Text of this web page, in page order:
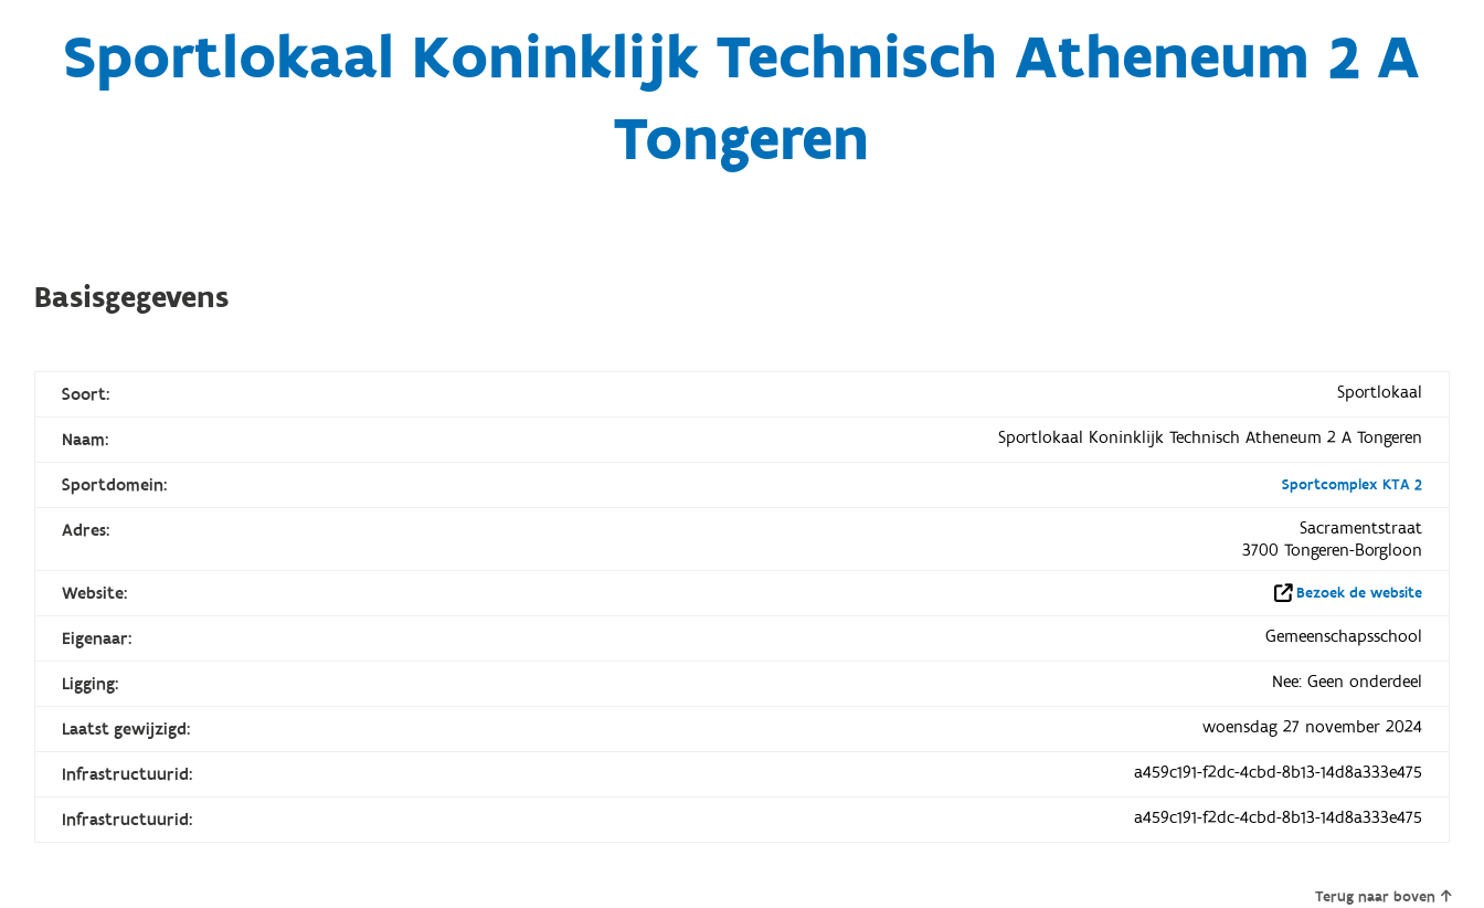
Sportlokaal Koninklijk Technisch Atheneum 2 A
Tongeren
Basisgegevens
Soort: Sportlokaal
Naam: Sportlokaal Koninklijk Technisch Atheneum 2 A Tongeren
Sportdomein: Sportcomplex KTA 2
Adres:
Sacramentstraat
3700 Tongeren-Borgloon
Website:
Bezoek de website
Eigenaar: Gemeenschapsschool
Ligging: Nee: Geen onderdeel
Laatst gewijzigd: woensdag 27 november 2024
Infrastructuurid: a459c191-f2dc-4cbd-8b13-14d8a333e475
Infrastructuurid: a459c191-f2dc-4cbd-8b13-14d8a333e475
Terug naar boven